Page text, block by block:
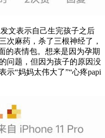
文表示自己生完孩子之后
次麻药，杀了三根神经了，
的表情包。想来是因为孕期
问题，但因为孩子的原因没
示“妈妈太伟大了”“心疼papi